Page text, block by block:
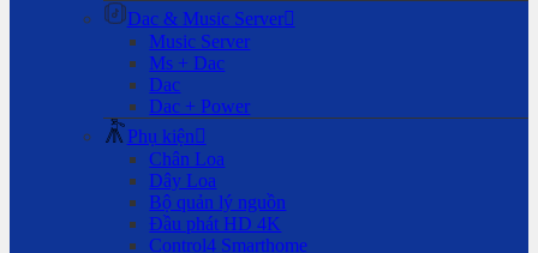
Dac & Music Server
Music Server
Ms + Dac
Dac
Dac + Power
Phụ kiện
Chân Loa
Dây Loa
Bộ quản lý nguồn
Đầu phát HD 4K
Control4 Smarthome